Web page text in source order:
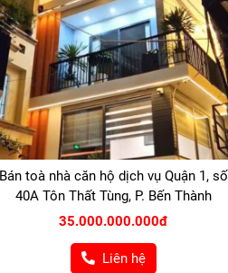
Bán toà nhà căn hộ dịch vụ Quận 1, số
40A Tôn Thất Tùng, P. Bến Thành
35.000.000.000đ
Liên hệ